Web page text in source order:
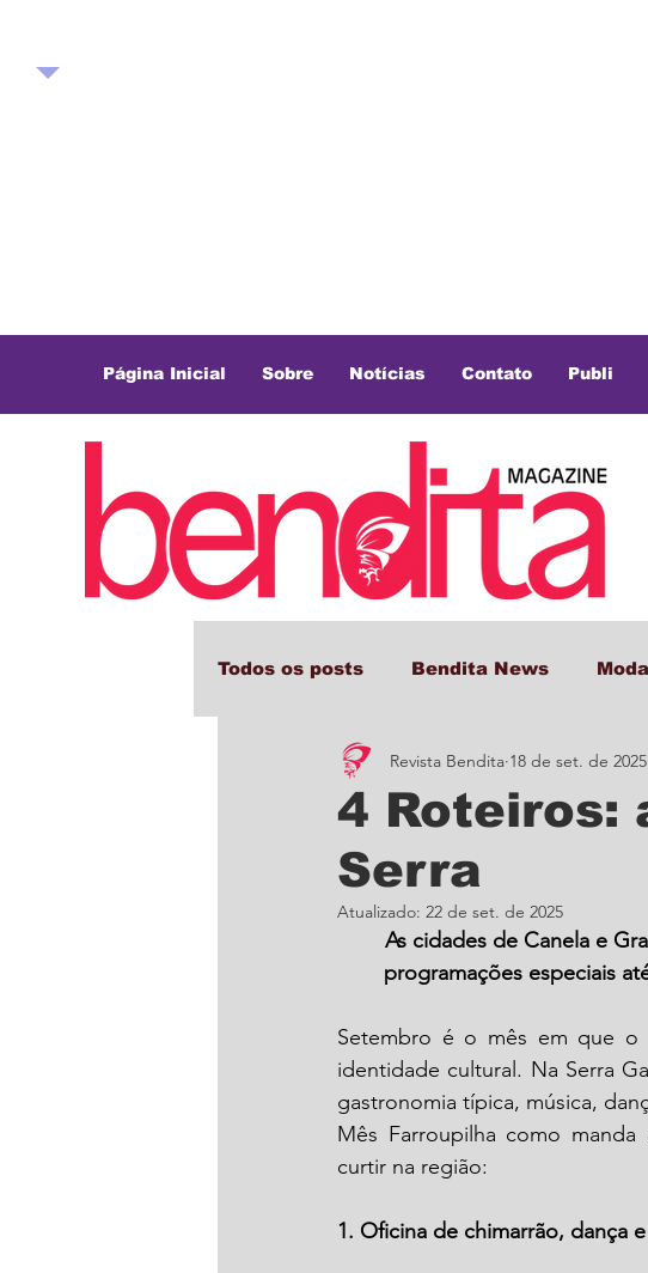
Página Inicial Sobre Notícias Contato Publi
Todos os posts Bendita News
Comportamento e Cultura Decor
4 Roteiros:
Serra
Revista Bendita 18 de set. de 2025
Atualizado: 22 de set. de 2025
As cidades de Canela e
programações especiais
Setembro é o mês em que o
identidade cultural. Na Serra
gastronomia típica, música,
Mês Farroupilha como
curtir na região:
1. Oficina de chimarrão, dança